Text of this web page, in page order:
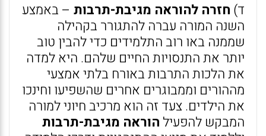
ד) חזרה להוראה מגיבת-תרבות – באמצע
השנה המורה עברה להתגורר בקהילה
שממנה באו רוב התלמידים כדי להבין טוב
יותר את התנסויות החיים שלהם. היא למדה
את הלכות התרבות באורח בלתי אמצעי
מההורים וממבוגרים אחרים שהשפיעו וחינכו
את הילדים. צעד זה הוא מרכיב חיוני למורה
המבקש להפעיל הוראה מגיבת-תרבות